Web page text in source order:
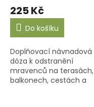
225 Kč
Do košíku
Doplňovací návnadová
dóza k odstranění
mravenců na terasách,
balkonech, cestách a